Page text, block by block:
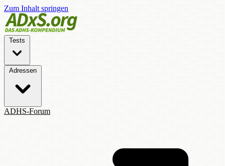
Zum Inhalt springen
Tests
Adressen
ADHS-Forum